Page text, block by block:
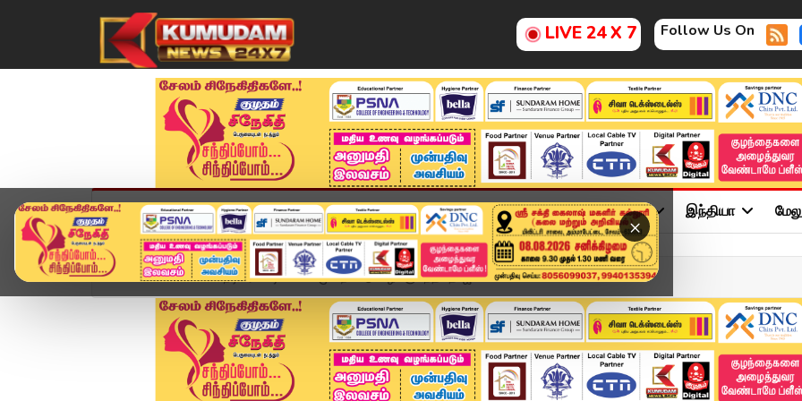
LIVE 24 X 7 Follow Us On
×
முகப்பு விளையாட்டு அண்மை தமிழ்நாடு சினிமா அரசியல் விளையாட்டு இந்தியா
Home சினிமா நடிகர் விஷால் மேல்முறையீட்டு வழக்கு.. நீதிபதி ஜ...